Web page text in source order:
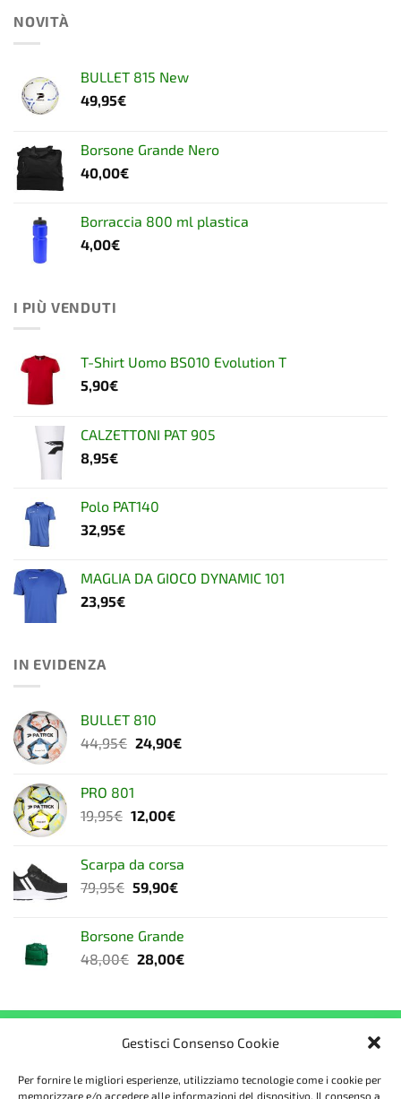
Gestisci Consenso Cookie
Per fornire le migliori esperienze, utilizziamo tecnologie come i cookie per
memorizzare e/o accedere alle informazioni del dispositivo. Il consenso a
NOVITÀ
BULLET 815 New
49,95€
Borsone Grande Nero
40,00€
Borraccia 800 ml plastica
4,00€
I PIÙ VENDUTI
T-Shirt Uomo BS010 Evolution T
5,90€
CALZETTONI PAT 905
8,95€
Polo PAT140
32,95€
MAGLIA DA GIOCO DYNAMIC 101
23,95€
IN EVIDENZA
BULLET 810
44,95€ Il
44,95€.
24,90€Il
PRO 801
19,95€ Il
era:
19,95€.
12,00€Il
è:
12,00€.
Scarpa da corsa
79,95€ Il
era:
79,95€.
59,90€Il
è:
59,90€.
Borsone Grande
48,00€ Il
era:
28,00€Il
è: